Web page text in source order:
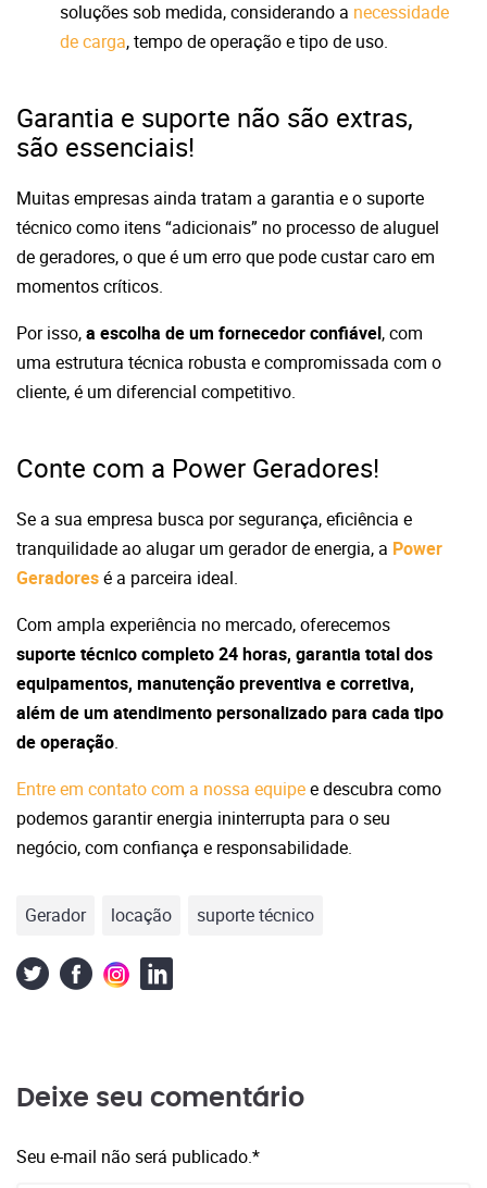
soluções sob medida, considerando a necessidade
de carga, tempo de operação e tipo de uso.
Garantia e suporte não são extras,
são essenciais!
Muitas empresas ainda tratam a garantia e o suporte
técnico como itens “adicionais” no processo de aluguel
de geradores, o que é um erro que pode custar caro em
momentos críticos.
Por isso,a escolha de um fornecedor confiável, com
uma estrutura técnica robusta e compromissada com o
cliente, é um diferencial competitivo.
Conte com a Power Geradores!
Se a sua empresa busca por segurança, eficiência e
tranquilidade ao alugar um gerador de energia, a Power
Geradoresé a parceira ideal.
Com ampla experiência no mercado, oferecemos
suporte técnico completo 24 horas, garantia total dos
equipamentos, manutenção preventiva e corretiva,
além de um atendimento personalizado para cada tipo
de operação.
Entre em contato com a nossa equipee descubra como
podemos garantir energia ininterrupta para o seu
negócio, com confiança e responsabilidade.
Gerador locação suporte técnico
Deixe seu comentário
Seu e-mail não será publicado.*